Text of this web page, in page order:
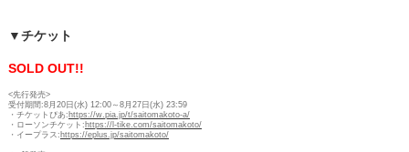
▼チケット
SOLD OUT!!
<先行発売>
受付期間:8月20日(水) 12:00～8月27日(水) 23:59
・チケットぴあ: https://w.pia.jp/t/saitomakoto-a/
・ローソンチケット: https://l-tike.com/saitomakoto/
・イープラス: https://eplus.jp/saitomakoto/